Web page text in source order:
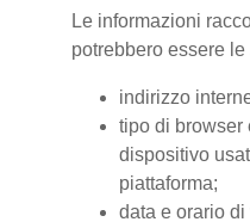
Le informazioni
potrebbero essere le
indirizzo
tipo di browser
dispositivo
piattaforma;
data e orario di